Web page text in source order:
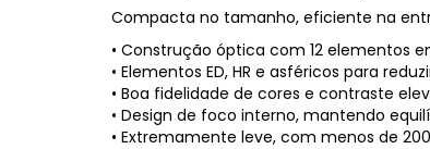
Compacta no tamanho, eficiente na
• Construção óptica com 12 elementos
• Elementos ED, HR e asféricos para
• Boa fidelidade de cores e contraste
• Design de foco interno, mantendo
• Extremamente leve, com menos de